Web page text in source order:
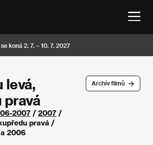
koná 2. 7. – 10. 7. 2027
Archív filmů
levá,
pravá
2007 / 2007 /
pravá /
2006